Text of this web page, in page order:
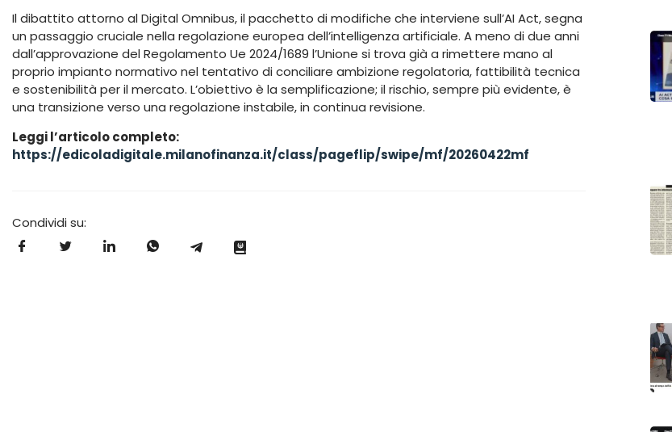
Il dibattito attorno al Digital Omnibus, il pacchetto di modifiche che interviene sull’AI Act, segna
un passaggio cruciale nella regolazione europea dell’intelligenza artificiale. A meno di due anni
dall’approvazione del Regolamento Ue 2024/1689 l’Unione si trova già a rimettere mano al
proprio impianto normativo nel tentativo di conciliare ambizione regolatoria, fattibilità tecnica
e sostenibilità per il mercato. L’obiettivo è la semplificazione; il rischio, sempre più evidente, è
una transizione verso una regolazione instabile, in continua revisione.
Leggi l’articolo completo:
https://edicoladigitale.milanofinanza.it/class/pageflip/swipe/mf/20260422mf
Condividi su: